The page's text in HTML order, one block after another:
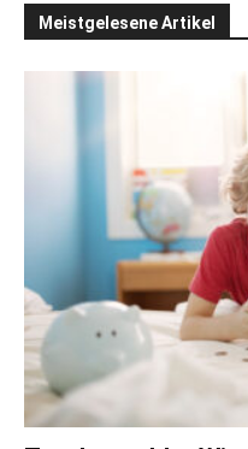
Meistgelesene Artikel